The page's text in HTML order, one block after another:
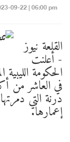
09-22 | 06:00 pm
القلعة نيوز
- أعلنت
الحكومة
في العاشر من
درنة التي
إعمارها.